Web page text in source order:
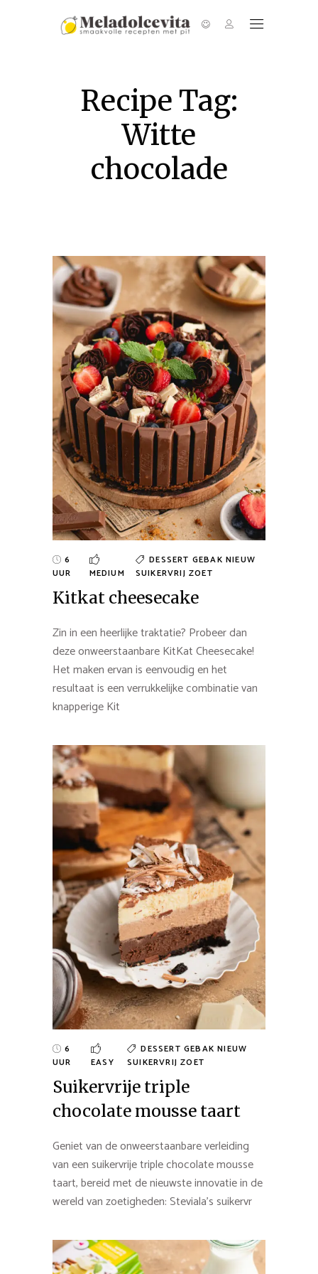
Recipe Tag:
Witte
chocolade
6
UUR
MEDIUM
DESSERT GEBAKNIEUW
SUIKERVRIJ ZOET
Kitkat cheesecake
Zin in een heerlijke traktatie? Probeer dan
deze onweerstaanbare KitKat Cheesecake!
Het maken ervan is eenvoudig en het
resultaat is een verrukkelijke combinatie van
knapperige Kit
6
UUR
EASY
DESSERTGEBAKNIEUW
SUIKERVRIJZOET
Suikervrije triple
chocolate mousse taart
Geniet van de onweerstaanbare verleiding
van een suikervrije triple chocolate mousse
taart, bereid met de nieuwste innovatie in de
wereld van zoetigheden: Steviala’s suikervr